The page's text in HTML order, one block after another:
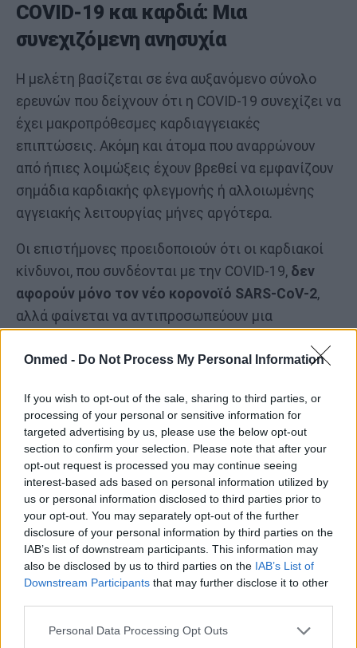
Onmed - Do Not Process My Personal Information
If you wish to opt-out of the sale, sharing to third parties, or
processing of your personal or sensitive information for
targeted advertising by us, please use the below opt-out
section to confirm your selection. Please note that after your
opt-out request is processed you may continue seeing
interest-based ads based on personal information utilized by
us or personal information disclosed to third parties prior to
your opt-out. You may separately opt-out of the further
disclosure of your personal information by third parties on the
IAB’s list of downstream participants. This information may
also be disclosed by us to third parties on the IAB’s List of
Downstream Participants that may further disclose it to other
Personal Data Processing Opt Outs
COVID-19 και καρδιά: Μια
συνεχιζόμενη ανησυχία
Η μελέτη βασίζεται σε ένα αυξανόμενο σύνολο
ερευνών που δείχνουν ότι η COVID-19 συνεχίζει να
έχει μακροπρόθεσμες καρδιαγγειακές
επιπτώσεις. Ακόμη και άτομα που αναρρώνουν
από ήπιες λοιμώξεις έχουν βρεθεί να εμφανίζουν
σημάδια καρδιακής φλεγμονής ή αλλοιωμένης
αγγειακής λειτουργίας μήνες αργότερα.
Οι επιστήμονες προειδοποιούν ότι οι καρδιακοί
κίνδυνοι, που συνδέονται με την COVID-19, δεν
αφορούν μόνο τον νέο κορονοϊό SARS-CoV-2,
αλλά φαίνεται να αντιπροσωπεύουν μια
διάρκεια άλλων ιογενών ασθενειών, όπως η γρίπη
Αυτό υποστηρίζει/συμβαδίζει με το ότι η
φλεγμονή που σχετίζεται με μόλυνση είναι μια
κοινή οδός προς τις καρδιαγγειακές παθήσεις,
ανεξάρτητα από τον εκάστοτε υπαίτιο ιό.
Ο ρόλος του εμβολιασμού και της
πρόληψης
Οι ερευνητές τόνισαν, ότι η πρόληψη των ιογενών
λοιμώξεων παραμένει ένας από τους πιο